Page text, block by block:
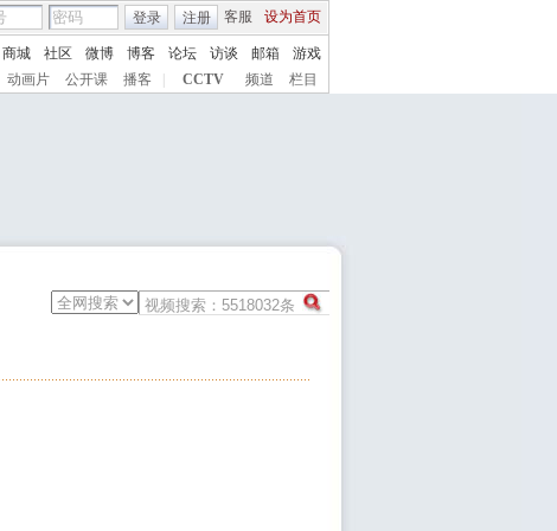
客服 设为首页
登录 注册
商城 社区 微博 博客 论坛 访谈 邮箱
游戏
动画片 公开课 播客 CCTV 频道 栏目